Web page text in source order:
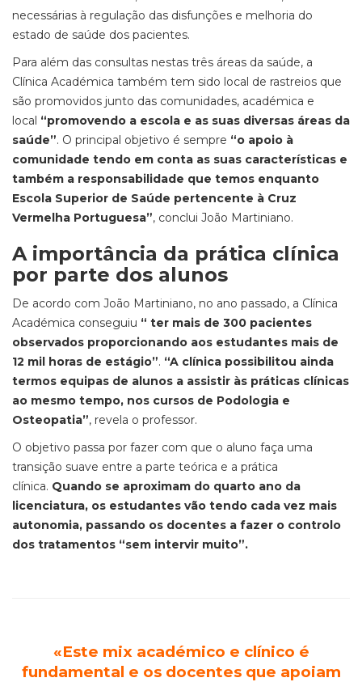
necessárias à regulação das disfunções e melhoria do
estado de saúde dos pacientes.
Para além das consultas nestas três áreas da saúde, a
Clínica Académica também tem sido local de rastreios que
são promovidos junto das comunidades, académica e
local “promovendo a escola e as suas diversas áreas da
saúde”. O principal objetivo é sempre “o apoio à
comunidade tendo em conta as suas características e
também a responsabilidade que temos enquanto
Escola Superior de Saúde pertencente à Cruz
Vermelha Portuguesa”, conclui João Martiniano.
A importância da prática clínica
por parte dos alunos
De acordo com João Martiniano, no ano passado, a Clínica
Académica conseguiu “ ter mais de 300 pacientes
observados proporcionando aos estudantes mais de
12 mil horas de estágio”. “A clínica possibilitou ainda
termos equipas de alunos a assistir às práticas clínicas
ao mesmo tempo, nos cursos de Podologia e
Osteopatia”, revela o professor.
O objetivo passa por fazer com que o aluno faça uma
transição suave entre a parte teórica e a prática
clínica. Quando se aproximam do quarto ano da
licenciatura, os estudantes vão tendo cada vez mais
autonomia, passando os docentes a fazer o controlo
dos tratamentos “sem intervir muito”.
«Este mix académico e clínico é
fundamental e os docentes que apoiam